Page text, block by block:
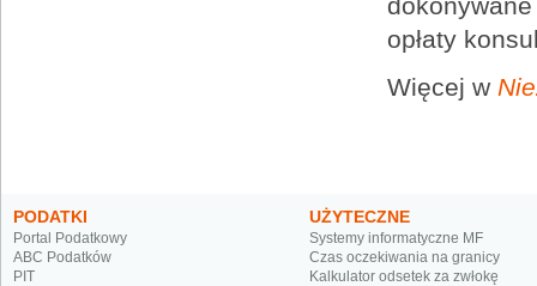
opłaty
Więcej w
PODATKI
Portal Podatkowy
ABC Podatków
PIT
UŻYTECZNE
Systemy informatyczne MF
Czas oczekiwania na granicy
Kalkulator odsetek za zwłokę